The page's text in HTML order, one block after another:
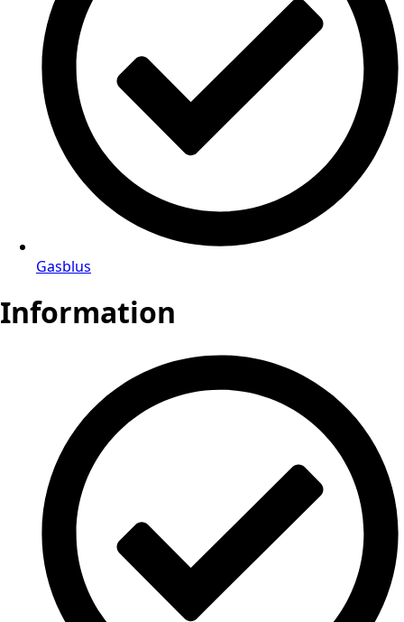
Gasblus
Information